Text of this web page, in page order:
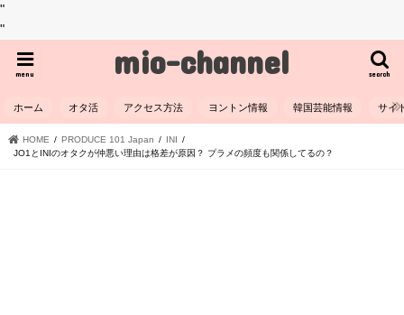
"
"
mio-channel search
menu
ホーム オタ活 アクセス方法 ヨントン情報 韓国芸能情報 サイ
HOME PRODUCE 101 Japan
INI
JO1とINIのオタクが仲悪い理由は格差が原因？ プラメの頻度も関係してるの？